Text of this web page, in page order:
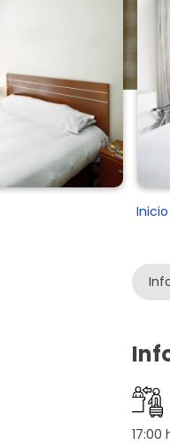
Inicio
17:00